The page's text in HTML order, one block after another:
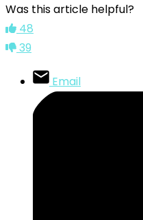
Was this article helpful?
48
39
Email